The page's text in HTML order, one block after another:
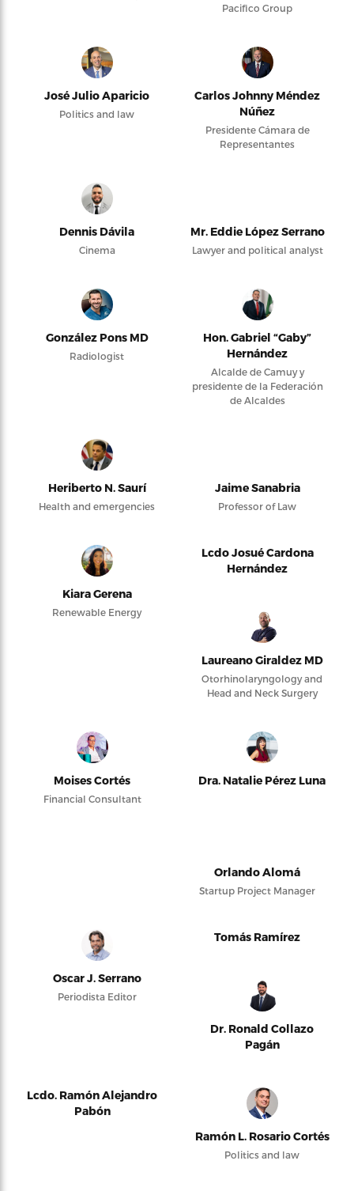
Pacifico Group
José Julio Aparicio
Politics and law
Carlos Johnny Méndez
Núñez
Presidente Cámara de
Representantes
Dennis Dávila
Cinema
Mr. Eddie López Serrano
Lawyer and political analyst
González Pons MD
Radiologist
Hon. Gabriel “Gaby”
Hernández
Alcalde de Camuy y
presidente de la Federación
de Alcaldes
Heriberto N. Saurí
Health and emergencies
Jaime Sanabria
Professor of Law
Kiara Gerena
Renewable Energy
Lcdo Josué Cardona
Hernández
Laureano Giraldez MD
Otorhinolaryngology and
Head and Neck Surgery
Moises Cortés
Financial Consultant
Dra. Natalie Pérez Luna
Orlando Alomá
Startup Project Manager
Oscar J. Serrano
Periodista Editor
Tomás Ramírez
Dr. Ronald Collazo
Pagán
Lcdo. Ramón Alejandro
Pabón
Ramón L. Rosario Cortés
Politics and law